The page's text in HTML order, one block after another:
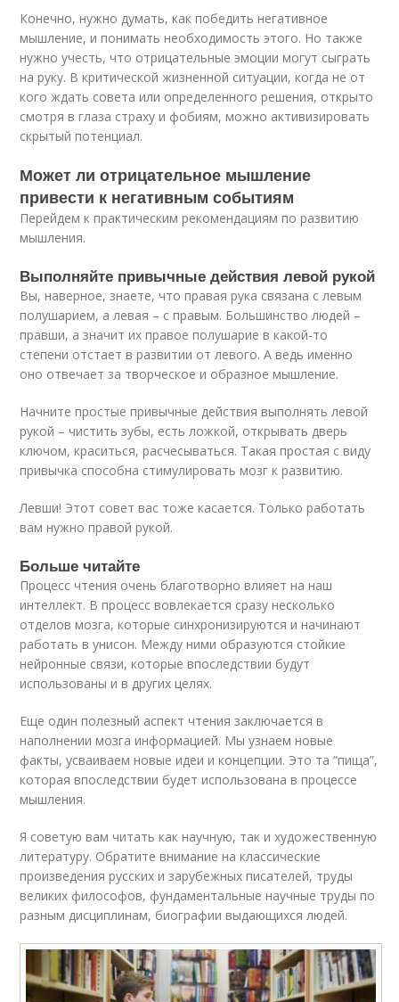
Конечно, нужно думать, как победить негативное
мышление, и понимать необходимость этого. Но также
нужно учесть, что отрицательные эмоции могут сыграть
на руку. В критической жизненной ситуации, когда не от
кого ждать совета или определенного решения, открыто
смотря в глаза страху и фобиям, можно активизировать
скрытый потенциал.
Может ли отрицательное мышление
привести к негативным событиям
Перейдем к практическим рекомендациям по развитию
мышления.
Выполняйте привычные действия левой рукой
Вы, наверное, знаете, что правая рука связана с левым
полушарием, а левая – с правым. Большинство людей –
правши, а значит их правое полушарие в какой-то
степени отстает в развитии от левого. А ведь именно
оно отвечает за творческое и образное мышление.
Начните простые привычные действия выполнять левой
рукой – чистить зубы, есть ложкой, открывать дверь
ключом, краситься, расчесываться. Такая простая с виду
привычка способна стимулировать мозг к развитию.
Левши! Этот совет вас тоже касается. Только работать
вам нужно правой рукой.
Больше читайте
Процесс чтения очень благотворно влияет на наш
интеллект. В процесс вовлекается сразу несколько
отделов мозга, которые синхронизируются и начинают
работать в унисон. Между ними образуются стойкие
нейронные связи, которые впоследствии будут
использованы и в других целях.
Еще один полезный аспект чтения заключается в
наполнении мозга информацией. Мы узнаем новые
факты, усваиваем новые идеи и концепции. Это та “пища”,
которая впоследствии будет использована в процессе
мышления.
Я советую вам читать как научную, так и художественную
литературу. Обратите внимание на классические
произведения русских и зарубежных писателей, труды
великих философов, фундаментальные научные труды по
разным дисциплинам, биографии выдающихся людей.